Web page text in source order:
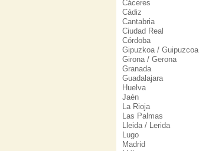
Cáceres
Cádiz
Cantabria
Ciudad Real
Córdoba
Gipuzkoa / Guipuzcoa
Girona / Gerona
Granada
Guadalajara
Huelva
Jaén
La Rioja
Las Palmas
Lleida / Lerida
Lugo
Madrid